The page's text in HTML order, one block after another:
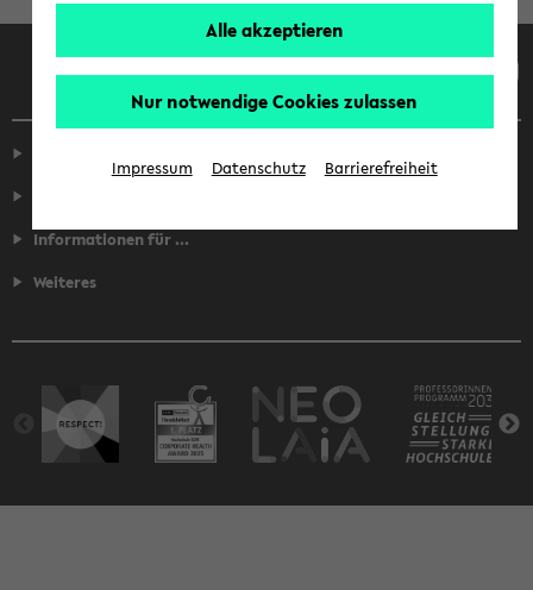
Informationen für ...
Weiteres
Alle akzeptieren
Nur notwendige Cookies zulassen
Impressum Datenschutz Barrierefreiheit